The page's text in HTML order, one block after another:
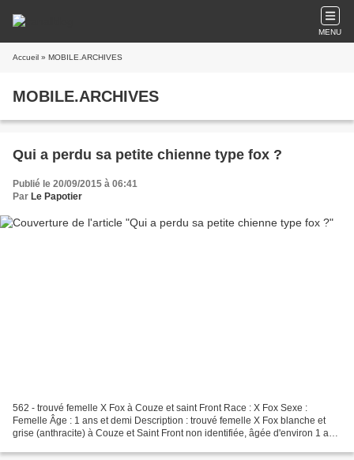
MENU
Accueil » MOBILE.ARCHIVES
MOBILE.ARCHIVES
Qui a perdu sa petite chienne type fox ?
Publié le 20/09/2015 à 06:41
Par Le Papotier
562 - trouvé femelle X Fox à Couze et saint Front Race : X Fox Sexe :
Femelle Âge : 1 ans et demi Description : trouvé femelle X Fox blanche et
grise (anthracite) à Couze et Saint Front non identifiée, âgée d'environ 1 an